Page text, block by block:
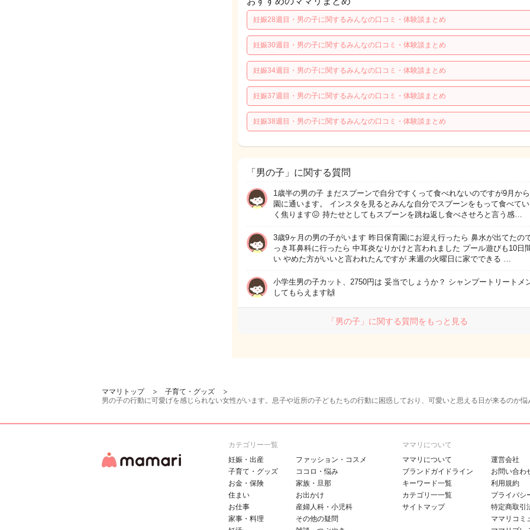
妊娠28週目・男の子に関するみんなの口コミ・体験談まとめ
妊娠30週目・男の子に関するみんなの口コミ・体験談まとめ
妊娠34週目・男の子に関するみんなの口コミ・体験談まとめ
妊娠37週目・男の子に関するみんなの口コミ・体験談まとめ
妊娠38週目・男の子に関するみんなの口コミ・体験談まとめ
「男の子」に関する質問
1歳半の男の子 まだスプーンで自分ですくって食べれないのですが9月か
園に通います。 インスタを見るとみんな自分でスプーンをもって食べて
く焦ります😖 持たせとしてもスプーンを跳ね返し食べさせろと言う感…
3歳9ヶ月の男の子がいます 昨日保育園にお迎え行ったら 鼻水が出てたの
っき耳鼻科に行ったら 中耳炎なりかけと言われました プール遊びも10日
い やめた方がいいと言われたんですが 来週の火曜日に家でできる …
小学生男の子カット、2750円は 妥当でしょうか？ シャンプートリートメ
してもらえます🙌
「男の子」に関する質問をもっと見る
ママリトップ
子育て・グッズ
男の子の行動に可愛げを感じられない女性がいます。息子や近所の子どもたちの行動に困惑しており、可愛いと思える日が来るのか悩
カテゴリー一覧
妊娠・出産
子育て・グッズ
お金・保険
住まい
お仕事
家事・料理
ファッション・コスメ
ココロ・悩み
家族・旦那
お出かけ
産婦人科・小児科
その他の疑問
ママリについて
ママリについて
ブランドガイドライン
キーワード一覧
カテゴリ一一覧
サイトマップ
運営会社
お問い合わ
利用規約
プライバシ
特定商取引
ママリコミ